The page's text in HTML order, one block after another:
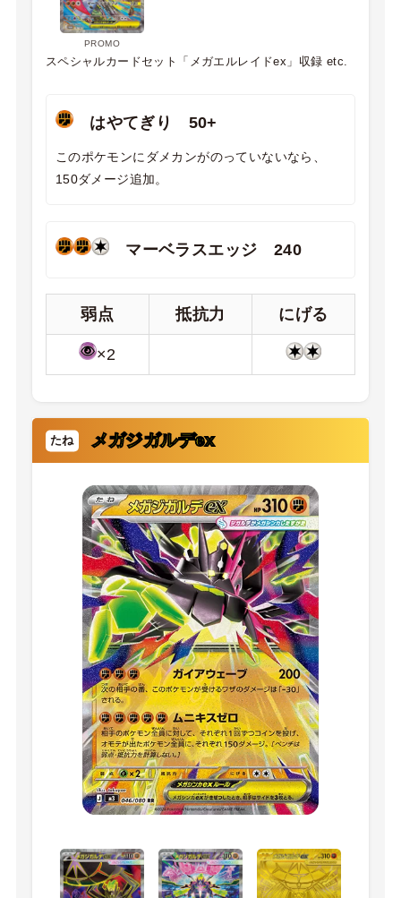
PROMO
スペシャルカードセット「メガエルレイドex」収録 etc.
はやてぎり 50+
このポケモンにダメカンがのっていないなら、
150ダメージ追加。
マーベラスエッジ 240
弱点 抵抗力 にげる
×2
メガジガルデex